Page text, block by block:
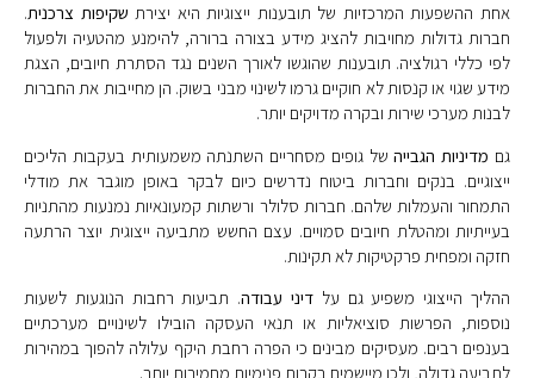
אחת ההשפעות המרכזיות של תובענות ייצוגיות היא יצירת שקיפות צרכנית.
חברות גדולות מחויבות להציג מידע בצורה ברורה, להימנע מהטעיה ולפעול
לפי כללי רגולציה. תובענות שהוגשו לאורך השנים נגד הסתרת חיובים, הצגת
מידע שגוי או קנסות לא חוקיים גרמו לשינוי מבני בשוק. הן מחייבות את החברות
לבנות מערכי שירות ובקרה מדויקים יותר.
גם מדיניות הגבייהשל גופים מסחריים השתנתה משמעותית בעקבות הליכים
ייצוגיים. בנקים וחברות ביטוח נדרשים כיום לבקר באופן מוגבר את מודלי
התמחור והעמלות שלהם. חברות סלולר ורשתות קמעונאיות נמנעות מהתניות
בעייתיות ומהטלת חיובים סמויים. עצם החשש מתביעה ייצוגית יוצר הרתעה
חזקה ומפחית פרקטיקות לא תקינות.
ההליך הייצוגי משפיע גם על דיני עבודה. תביעות רחבות הנוגעות לשעות
נוספות, הפרשות סוציאליות או תנאי העסקה הובילו לשינויים מערכתיים
בענפים רבים. מעסיקים מבינים כי הפרה רחבת היקף עלולה להפוך במהירות
לתביעה גדולה, ולכן מיישמים בקרות פנימיות מחמירות יותר.